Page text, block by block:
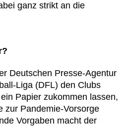
ganz strikt an die
Deutschen Presse-Agentur
Liga (DFL) den Clubs
Papier zukommen lassen,
zur Pandemie-Vorsorge
Vorgaben macht der